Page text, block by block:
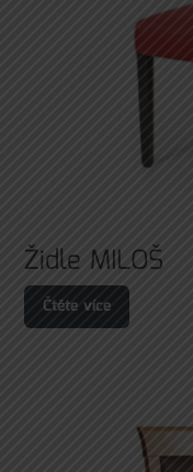
Židle MILOŠ
Čtěte více